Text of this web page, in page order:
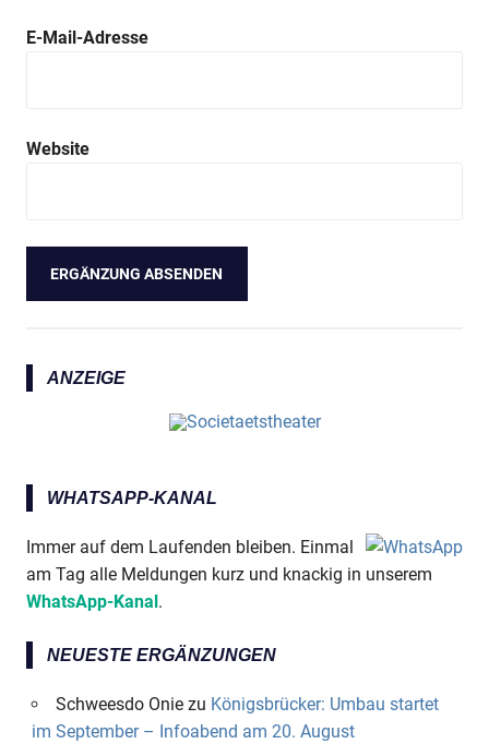
E-Mail-Adresse
Website
ANZEIGE
WHATSAPP-KANAL
Immer auf dem Laufenden bleiben. Einmal
am Tag alle Meldungen kurz und knackig in unserem
WhatsApp-Kanal .
NEUESTE ERGÄNZUNGEN
Schweesdo Oniezu Königsbrücker: Umbau startet
im September – Infoabend am 20. August